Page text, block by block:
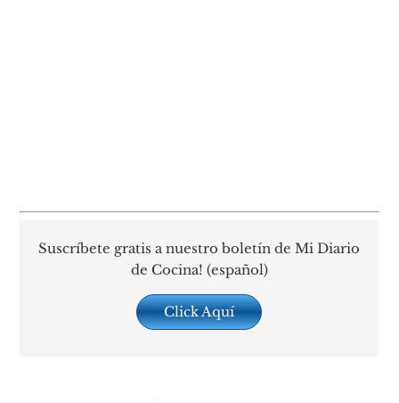
Suscríbete gratis a nuestro boletín de Mi Diario
de Cocina! (español)
Click Aquí